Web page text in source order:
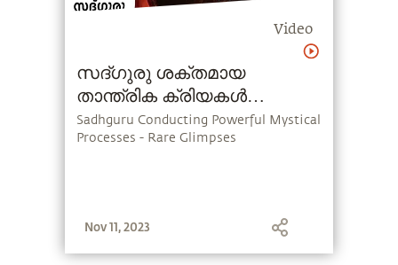
Video
സദ്ഗുരു ശക്തമായ
താന്ത്രിക ക്രിയകൾ
നടത്തുന്നു
Sadhguru Conducting Powerful Mystical
Processes - Rare Glimpses
Nov 11, 2023